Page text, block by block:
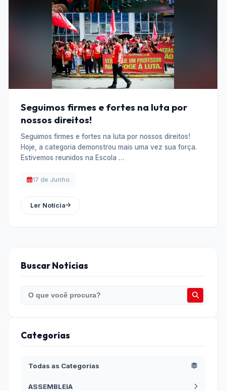
Seguimos firmes e fortes na luta por
nossos direitos!
Seguimos firmes e fortes na luta por nossos direitos!
Hoje, a categoria demonstrou mais uma vez sua força.
Estivemos reunidos na Escola …
17 de Junho
Ler Notícia
Buscar Notícias
Categorias
Todas as Categorias
ASSEMBLEIA